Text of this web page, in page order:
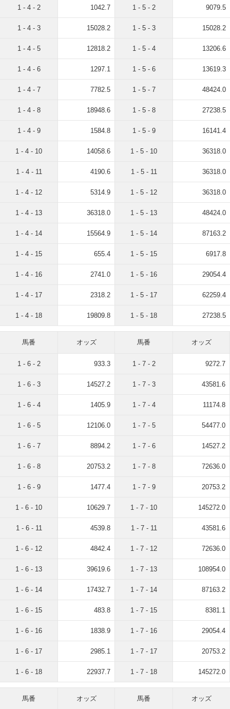
1 - 4 - 2 1042.7
1 - 4 - 3 15028.2
1 - 4 - 5 12818.2
1 - 4 - 6 1297.1
1 - 4 - 7 7782.5
1 - 4 - 8 18948.6
1 - 4 - 9 1584.8
1 - 4 - 10 14058.6
1 - 4 - 11 4190.6
1 - 4 - 12 5314.9
1 - 4 - 13 36318.0
1 - 4 - 14 15564.9
1 - 4 - 15 655.4
1 - 4 - 16 2741.0
1 - 4 - 17 2318.2
1 - 4 - 18 19809.8
1 - 5 - 2 9079.5
1 - 5 - 3 15028.2
1 - 5 - 4 13206.6
1 - 5 - 6 13619.3
1 - 5 - 7 48424.0
1 - 5 - 8 27238.5
1 - 5 - 9 16141.4
1 - 5 - 10 36318.0
1 - 5 - 11 36318.0
1 - 5 - 12 36318.0
1 - 5 - 13 48424.0
1 - 5 - 14 87163.2
1 - 5 - 15 6917.8
1 - 5 - 16 29054.4
1 - 5 - 17 62259.4
1 - 5 - 18 27238.5
馬番 オッズ
1 - 6 - 2 933.3
1 - 6 - 3 14527.2
1 - 6 - 4 1405.9
1 - 6 - 5 12106.0
1 - 6 - 7 8894.2
1 - 6 - 8 20753.2
1 - 6 - 9 1477.4
1 - 6 - 10 10629.7
1 - 6 - 11 4539.8
1 - 6 - 12 4842.4
1 - 6 - 13 39619.6
1 - 6 - 14 17432.7
1 - 6 - 15 483.8
1 - 6 - 16 1838.9
1 - 6 - 17 2985.1
1 - 6 - 18 22937.7
馬番 オッズ
1 - 7 - 2 9272.7
1 - 7 - 3 43581.6
1 - 7 - 4 11174.8
1 - 7 - 5 54477.0
1 - 7 - 6 14527.2
1 - 7 - 8 72636.0
1 - 7 - 9 20753.2
1 - 7 - 10 145272.0
1 - 7 - 11 43581.6
1 - 7 - 12 72636.0
1 - 7 - 13 108954.0
1 - 7 - 14 87163.2
1 - 7 - 15 8381.1
1 - 7 - 16 29054.4
1 - 7 - 17 20753.2
1 - 7 - 18 145272.0
馬番 オッズ 馬番 オッズ